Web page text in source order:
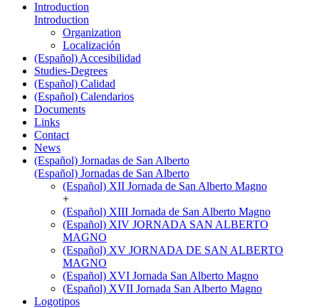
Introduction
Introduction
Organization
Localización
(Español) Accesibilidad
Studies-Degrees
(Español) Calidad
(Español) Calendarios
Documents
Links
Contact
News
(Español) Jornadas de San Alberto
(Español) Jornadas de San Alberto
(Español) XII Jornada de San Alberto Magno
+
(Español) XIII Jornada de San Alberto Magno
(Español) XIV JORNADA SAN ALBERTO
MAGNO
(Español) XV JORNADA DE SAN ALBERTO
MAGNO
(Español) XVI Jornada San Alberto Magno
(Español) XVII Jornada San Alberto Magno
Logotipos